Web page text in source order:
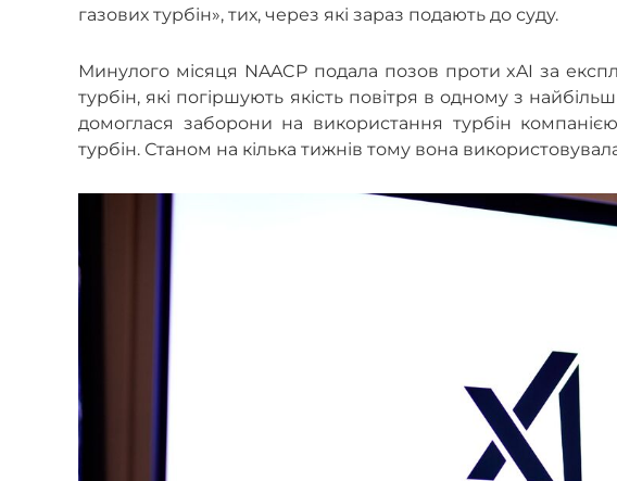
газових турбін», тих, через які зараз подають до суду.
Минулого місяця NAACP подала позов проти xAI за
турбін, які погіршують якість повітря в одному з
домоглася заборони на використання турбін
турбін. Станом на кілька тижнів тому вона